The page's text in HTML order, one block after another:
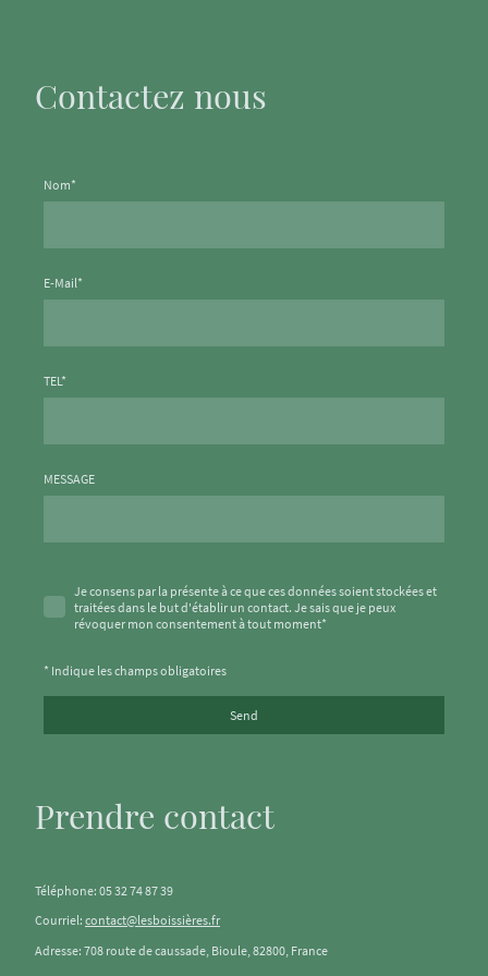
Contactez nous
Nom*
E-Mail*
TEL*
MESSAGE
Je consens par la présente à ce que ces données soient stockées et
traitées dans le but d'établir un contact. Je sais que je peux
révoquer mon consentement à tout moment*
* Indique les champs obligatoires
Send
Prendre contact
Téléphone: 05 32 74 87 39
Courriel: contact@lesboissières.fr
Adresse: 708 route de caussade, Bioule, 82800, France